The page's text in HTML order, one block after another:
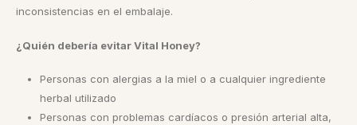
inconsistencias en el embalaje.
¿Quién debería evitar Vital Honey?
Personas con alergias a la miel o a cualquier ingrediente
herbal utilizado
Personas con problemas cardíacos o presión arterial alta,